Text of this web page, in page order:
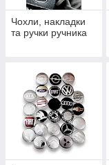
Чохли, накладки
та ручки ручника